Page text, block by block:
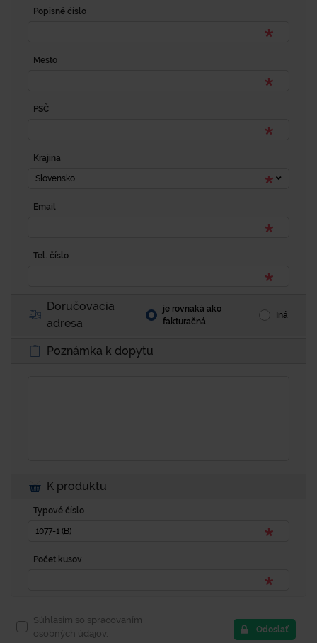
Popisné číslo
Mesto
PSČ
Krajina
Slovensko
Email
Tel. číslo
Doručovacia
adresa
je rovnaká ako
fakturačná
Iná
Poznámka k dopytu
K produktu
Typové číslo
Počet kusov
Súhlasím so spracovaním
osobných údajov.
Odoslať